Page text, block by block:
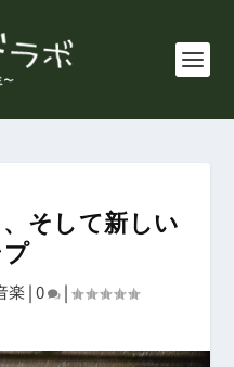
そして新しい
楽|0 |